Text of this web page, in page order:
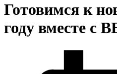
Готовимся к
году вместе с